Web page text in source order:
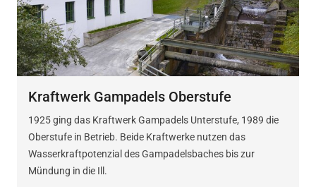
Kraftwerk Gampadels Oberstufe
1925 ging das Kraftwerk Gampadels Unterstufe, 1989 die
Oberstufe in Betrieb. Beide Kraftwerke nutzen das
Wasserkraftpotenzial des Gampadelsbaches bis zur
Mündung in die Ill.